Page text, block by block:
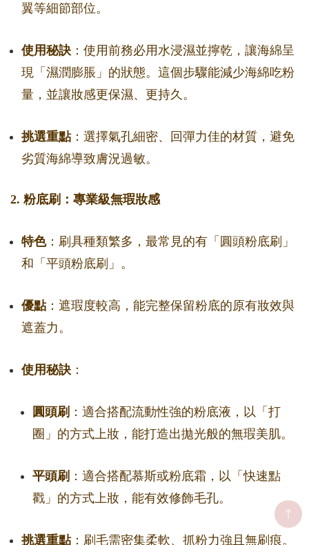
翼等細節部位。
使用秘訣 ：使用前務必用水浸濕並擰乾，讓海綿呈
現「濕潤膨脹」的狀態。這個步驟能減少海綿吃粉
量，並讓妝感更保濕、更持久。
挑選重點：選擇氣孔細密、回彈力佳的材質，避免
劣質海綿導致膚況過敏。
2. 粉底刷：專業級無瑕妝感
特色：刷具種類繁多，最常見的有「圓頭粉底刷」
和「平頭粉底刷」。
優點：遮瑕度較高，能完整保留粉底的原有妝效與
遮蓋力。
使用秘訣 ：
圓頭刷 ：適合搭配流動性強的粉底液，以「打
圈」的方式上妝，能打造出拋光般的無瑕美肌。
平頭刷 ：適合搭配慕斯或粉底霜，以「快速點
戳」的方式上妝，能有效修飾毛孔。
挑選重點：刷毛需密集柔軟、抓粉力強且無刷痕。